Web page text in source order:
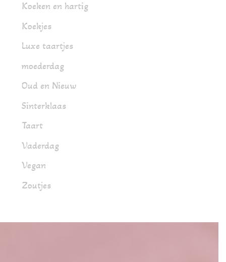
Koeken en hartig
Koekjes
Luxe taartjes
moederdag
Oud en Nieuw
Sinterklaas
Taart
Vaderdag
Vegan
Zoutjes